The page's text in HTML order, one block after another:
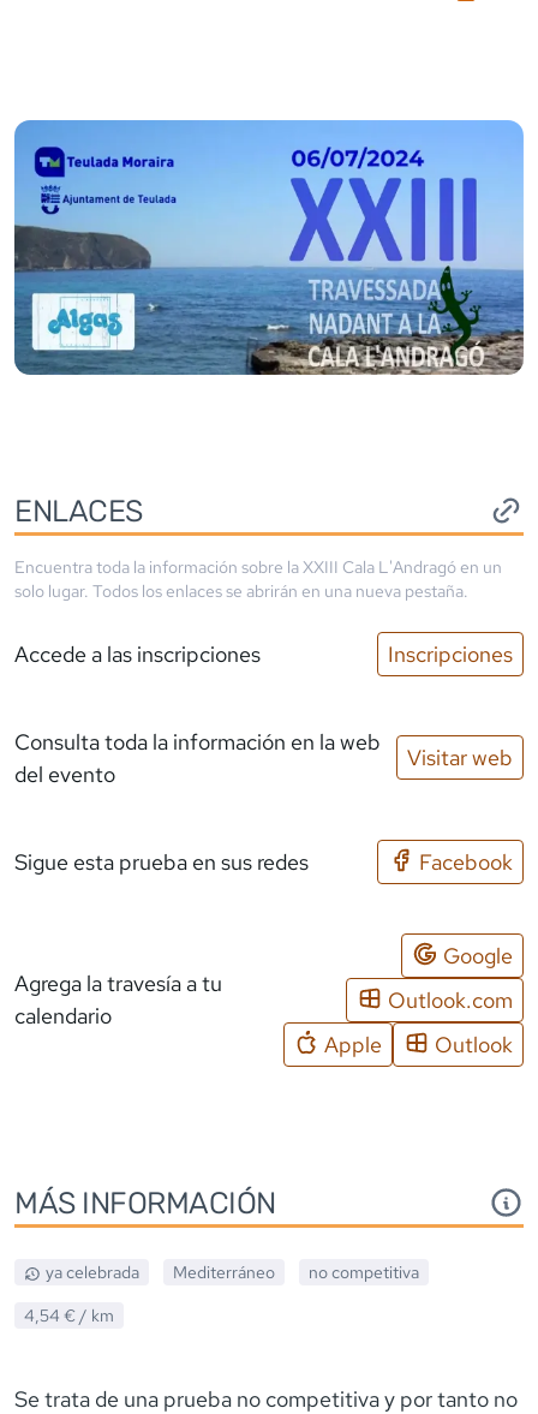
ENLACES
Encuentra toda la información sobre laXXIII Cala L'Andragó en un
solo lugar. Todos los enlaces se abrirán en una nueva pestaña.
Accede a las inscripciones Inscripciones
Consulta toda la información en la web
del evento
Visitar web
Sigue esta prueba en sus redes Facebook
Agrega la travesía a tu
calendario
Google
Outlook.com
Apple
Outlook
MÁS INFORMACIÓN
ya celebrada Mediterráneo
no competitiva
4,54 € / km
Se trata de una prueba no competitiva y por tanto no